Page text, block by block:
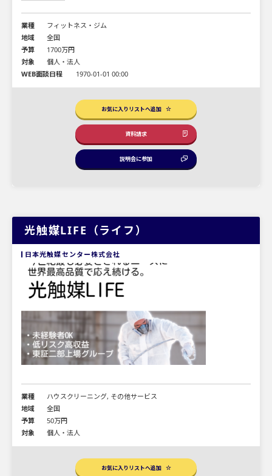
業種
フィットネス・ジム
地域
全国
予算
1700万円
対象
個人・法人
WEB面談日程
1970-01-01 00:00
お気に入りリストへ追加
資料請求
説明会に参加
光触媒LIFE（ライフ）
日本光触媒センター株式会社
業種
ハウスクリーニング, その他サービス
地域
全国
予算
50万円
対象
個人・法人
お気に入りリストへ追加